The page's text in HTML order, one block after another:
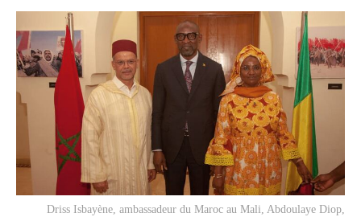
Driss Isbayène, ambassadeur du Maroc au Mali, Abdoulaye Diop,